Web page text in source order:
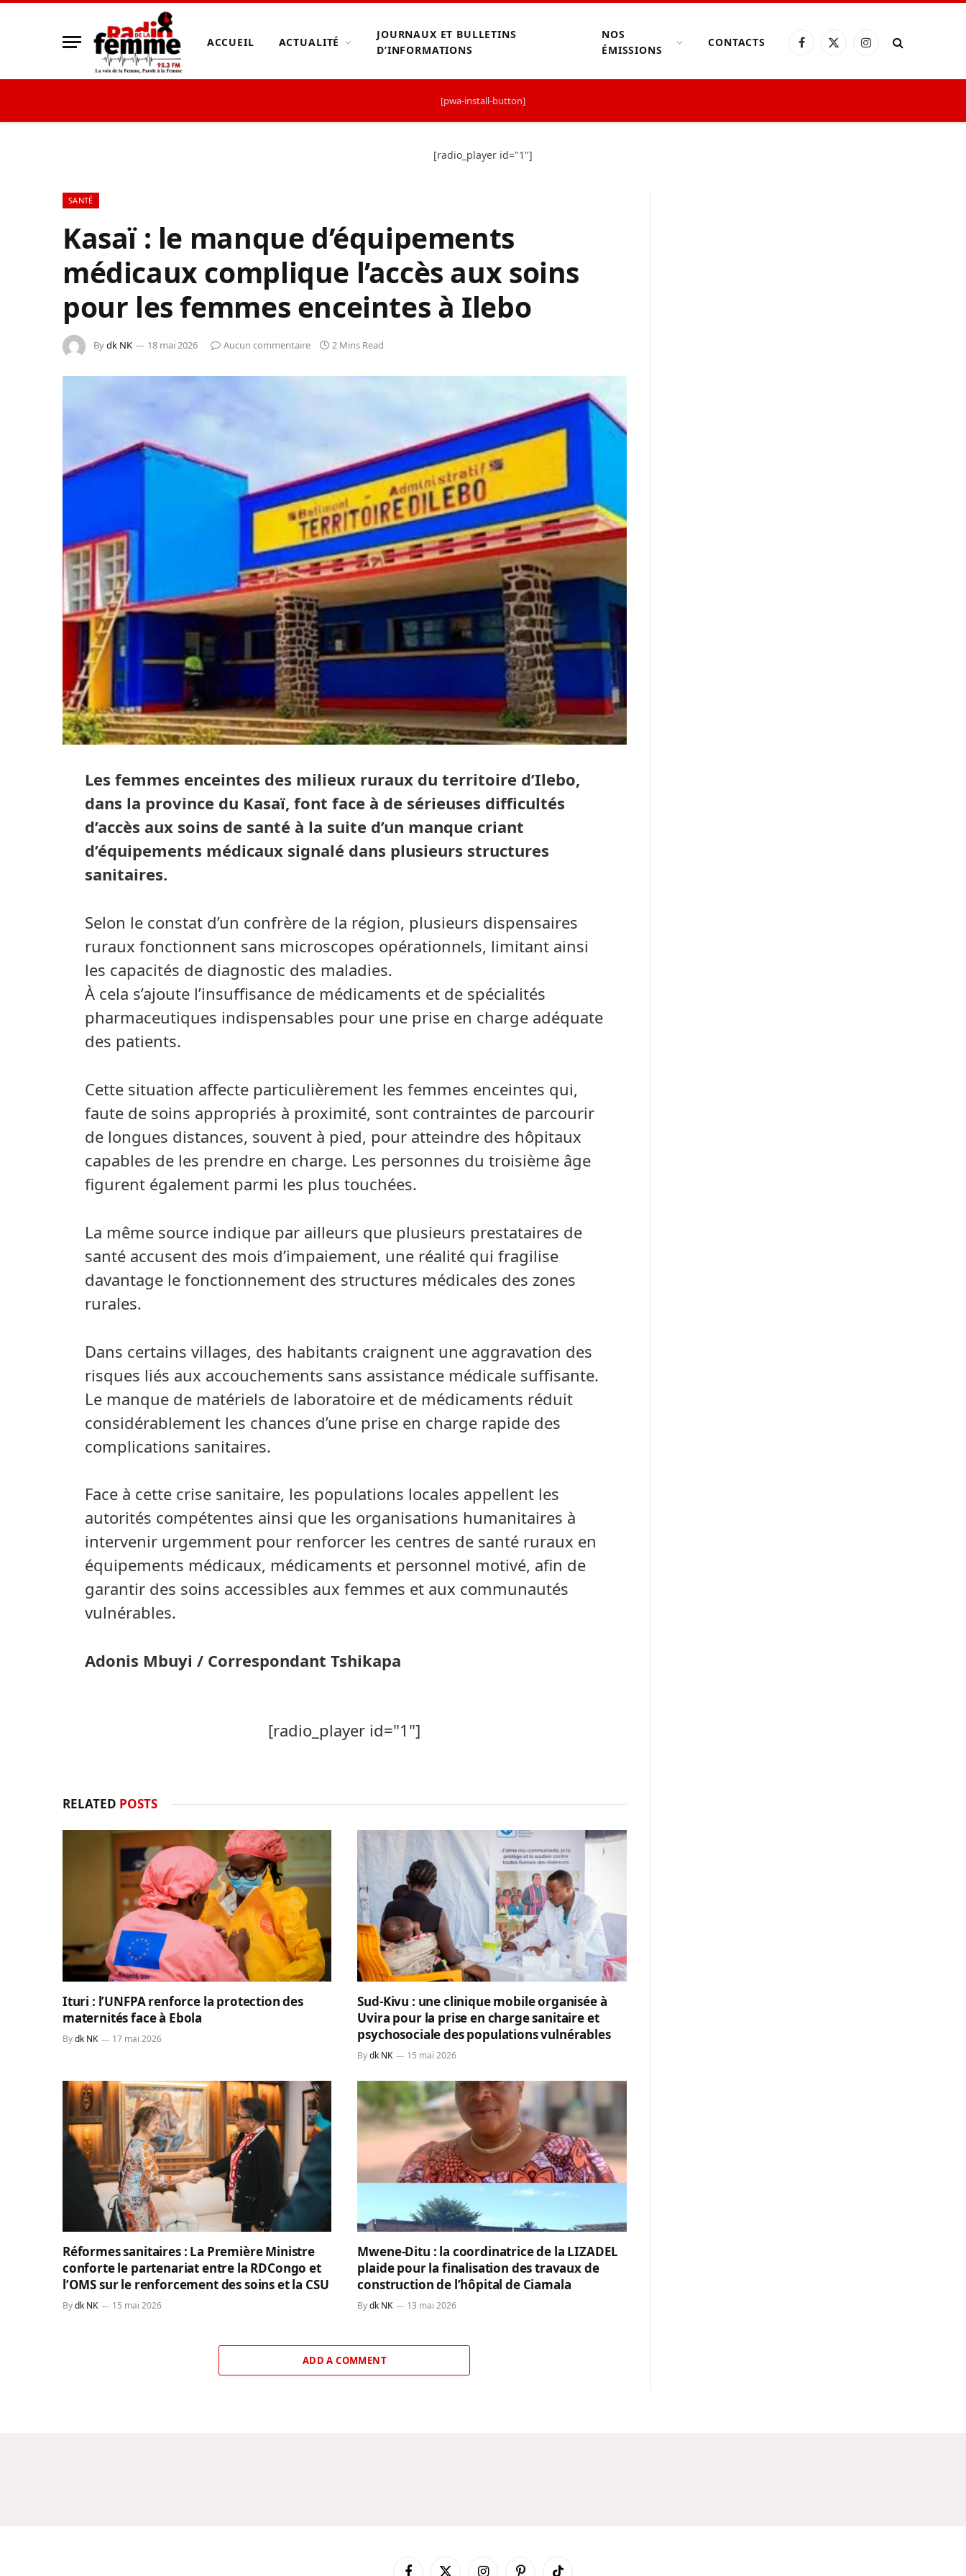
ACCUEIL ACTUALITÉ
JOURNAUX ET BULLETINS
D’INFORMATIONS
NOS
ÉMISSIONS
CONTACTS Facebook
X
Instagram
[pwa-install-button]
[radio_player id="1"]
SANTÉ
Kasaï : le manque d’équipements
médicaux complique l’accès aux soins
pour les femmes enceintes à Ilebo
Bydk NK 18 mai 2026 Aucun commentaire 2 Mins Read
Les femmes enceintes des milieux ruraux du territoire d’Ilebo,
dans la province du Kasaï, font face à de sérieuses difficultés
d’accès aux soins de santé à la suite d’un manque criant
d’équipements médicaux signalé dans plusieurs structures
sanitaires.
Selon le constat d’un confrère de la région, plusieurs dispensaires
ruraux fonctionnent sans microscopes opérationnels, limitant ainsi
les capacités de diagnostic des maladies.
À cela s’ajoute l’insuffisance de médicaments et de spécialités
pharmaceutiques indispensables pour une prise en charge adéquate
des patients.
Cette situation affecte particulièrement les femmes enceintes qui,
faute de soins appropriés à proximité, sont contraintes de parcourir
de longues distances, souvent à pied, pour atteindre des hôpitaux
capables de les prendre en charge. Les personnes du troisième âge
figurent également parmi les plus touchées.
La même source indique par ailleurs que plusieurs prestataires de
santé accusent des mois d’impaiement, une réalité qui fragilise
davantage le fonctionnement des structures médicales des zones
rurales.
Dans certains villages, des habitants craignent une aggravation des
risques liés aux accouchements sans assistance médicale suffisante.
Le manque de matériels de laboratoire et de médicaments réduit
considérablement les chances d’une prise en charge rapide des
complications sanitaires.
Face à cette crise sanitaire, les populations locales appellent les
autorités compétentes ainsi que les organisations humanitaires à
intervenir urgemment pour renforcer les centres de santé ruraux en
équipements médicaux, médicaments et personnel motivé, afin de
garantir des soins accessibles aux femmes et aux communautés
vulnérables.
Adonis Mbuyi / Correspondant Tshikapa
[radio_player id="1"]
RELATED POSTS
Ituri : l’UNFPA renforce la protection des
maternités face à Ebola
Bydk NK 17 mai 2026
Sud-Kivu : une clinique mobile organisée à
Uvira pour la prise en charge sanitaire et
psychosociale des populations vulnérables
By dk NK 15 mai 2026
Réformes sanitaires : La Première Ministre
conforte le partenariat entre la RDCongo et
l’OMS sur le renforcement des soins et la CSU
Bydk NK 15 mai 2026
Mwene-Ditu : la coordinatrice de la LIZADEL
plaide pour la finalisation des travaux de
construction de l’hôpital de Ciamala
By dk NK 13 mai 2026
ADD A COMMENT